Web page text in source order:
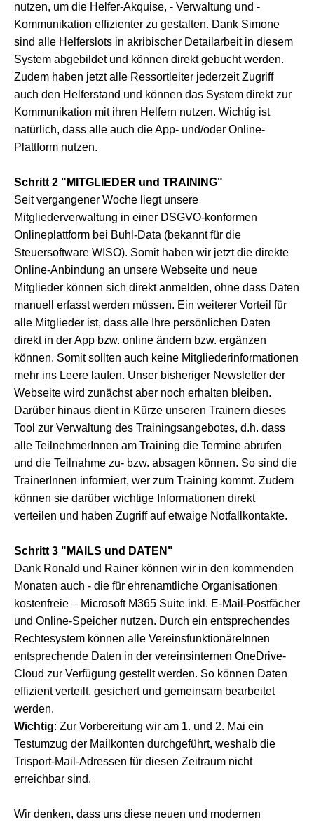
nutzen, um die Helfer-Akquise, - Verwaltung und -
Kommunikation effizienter zu gestalten. Dank Simone
sind alle Helferslots in akribischer Detailarbeit in diesem
System abgebildet und können direkt gebucht werden.
Zudem haben jetzt alle Ressortleiter jederzeit Zugriff
auch den Helferstand und können das System direkt zur
Kommunikation mit ihren Helfern nutzen. Wichtig ist
natürlich, dass alle auch die App- und/oder Online-
Plattform nutzen.
Schritt 2 "MITGLIEDER und TRAINING"
Seit vergangener Woche liegt unsere
Mitgliederverwaltung in einer DSGVO-konformen
Onlineplattform bei Buhl-Data (bekannt für die
Steuersoftware WISO). Somit haben wir jetzt die direkte
Online-Anbindung an unsere Webseite und neue
Mitglieder können sich direkt anmelden, ohne dass Daten
manuell erfasst werden müssen. Ein weiterer Vorteil für
alle Mitglieder ist, dass alle Ihre persönlichen Daten
direkt in der App bzw. online ändern bzw. ergänzen
können. Somit sollten auch keine Mitgliederinformationen
mehr ins Leere laufen. Unser bisheriger Newsletter der
Webseite wird zunächst aber noch erhalten bleiben.
Darüber hinaus dient in Kürze unseren Trainern dieses
Tool zur Verwaltung des Trainingsangebotes, d.h. dass
alle TeilnehmerInnen am Training die Termine abrufen
und die Teilnahme zu- bzw. absagen können. So sind die
TrainerInnen informiert, wer zum Training kommt. Zudem
können sie darüber wichtige Informationen direkt
verteilen und haben Zugriff auf etwaige Notfallkontakte.
Schritt 3 "MAILS und DATEN"
Dank Ronald und Rainer können wir in den kommenden
Monaten auch - die für ehrenamtliche Organisationen
kostenfreie – Microsoft M365 Suite inkl. E-Mail-Postfächer
und Online-Speicher nutzen. Durch ein entsprechendes
Rechtesystem können alle VereinsfunktionäreInnen
entsprechende Daten in der vereinsinternen OneDrive-
Cloud zur Verfügung gestellt werden. So können Daten
effizient verteilt, gesichert und gemeinsam bearbeitet
werden.
Wichtig: Zur Vorbereitung wir am 1. und 2. Mai ein
Testumzug der Mailkonten durchgeführt, weshalb die
Trisport-Mail-Adressen für diesen Zeitraum nicht
erreichbar sind.
Wir denken, dass uns diese neuen und modernen